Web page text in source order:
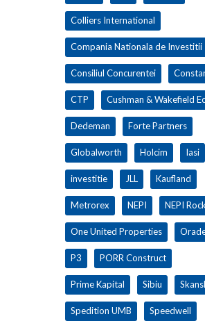
Colliers International
Compania Nationala de Investitii
Consiliul Concurentei
CTP Cushman & Wakefield
Dedeman Forte Partners
Globalworth Holcim Iasi
investitie JLL Kaufland
Metrorex NEPI NEPI
One United Properties
P3 PORR Construct
Prime Kapital Sibiu
Spedition UMB Speedwell